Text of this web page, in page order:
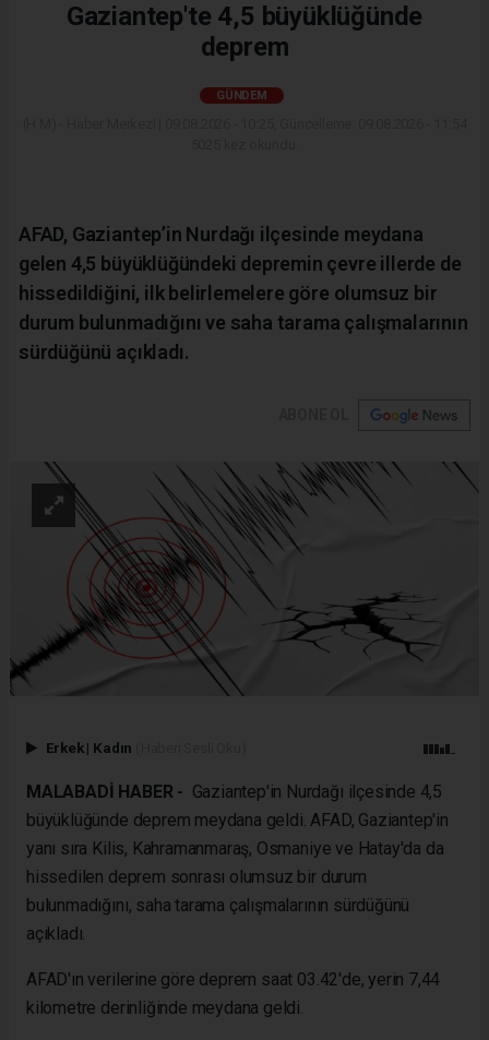
Gaziantep'te 4,5 büyüklüğünde
deprem
GÜNDEM
AFAD, Gaziantep’in Nurdağı ilçesinde meydana
gelen 4,5 büyüklüğündeki depremin çevre illerde de
hissedildiğini, ilk belirlemelere göre olumsuz bir
durum bulunmadığını ve saha tarama çalışmalarının
sürdüğünü açıkladı.
Erkek | Kadın
MALABADİ HABER - Gaziantep'in Nurdağı ilçesinde 4,5
büyüklüğünde deprem meydana geldi. AFAD, Gaziantep'in
yanı sıra Kilis, Kahramanmaraş, Osmaniye ve Hatay'da da
hissedilen deprem sonrası olumsuz bir durum
bulunmadığını, saha tarama çalışmalarının sürdüğünü
açıkladı.
AFAD'ın verilerine göre deprem saat 03.42'de, yerin 7,44
kilometre derinliğinde meydana geldi.